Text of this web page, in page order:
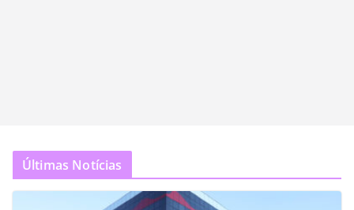
Últimas Notícias